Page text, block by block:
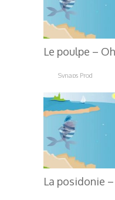
Synaps Prod